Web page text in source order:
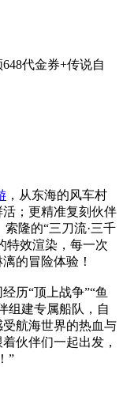
代金券+传说自
，从东海的风车村
；更精准复刻伙伴
隆的“三刀流·三千
特效渲染，每一次
的冒险体验！
历“顶上战争”“鱼
组建专属船队，自
航海世界的热血与
伙伴们一起出发，
”